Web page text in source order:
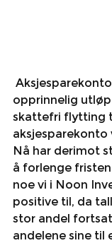
opprinnelig
skattefri flytting
aksjesparekonto
Nå har derimot
å forlenge
noe vi i Noon
positive til, da
stor andel
andelene sine til